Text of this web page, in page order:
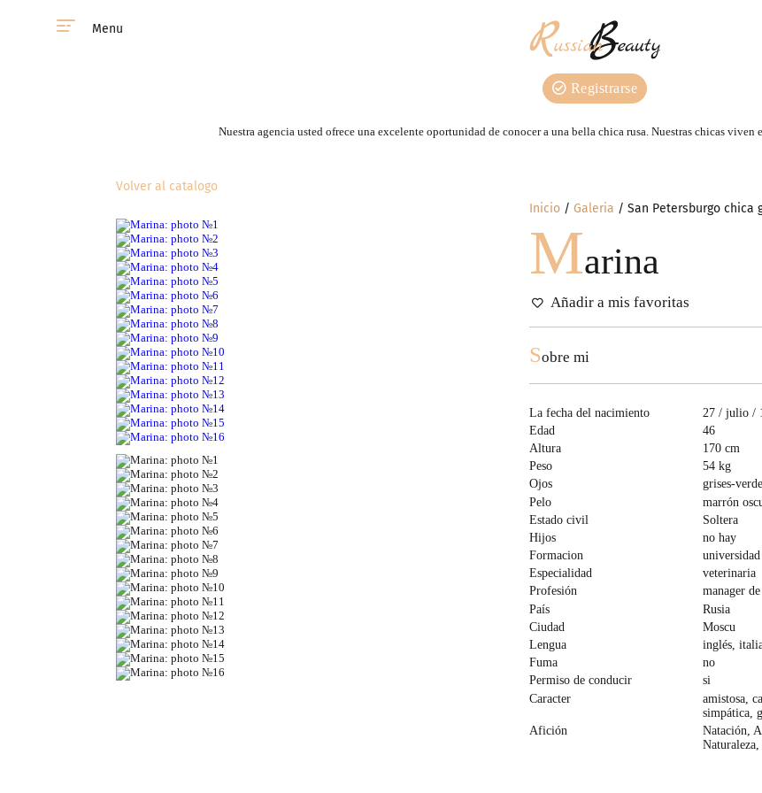
Menu
Registrarse
Nuestra agencia usted ofrece una excelente oportunidad de conocer a una bella chica rusa. Nuestras сhicas viven
Inicio Galeria San Petersburgo chica
Marina
Añadir a mis favoritas
Volver al catalogo
Sobre mi
La fecha del nacimiento
27 / julio /
Edad
46
Altura
170 cm
Peso
54 kg
Ojos
grises-
Pelo
marrón
Estado civil
Soltera
Hijos
no hay
Formacion
universidad
Especialidad
veterinaria
Profesión
manager
País
Rusia
Ciudad
Moscu
Lengua
inglés,
Fuma
no
Permiso de conducir
si
Caracter
amistosa,
simpática,
Afición
Natación,